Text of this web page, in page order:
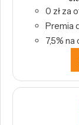
0 zł za
Premia
7,5%